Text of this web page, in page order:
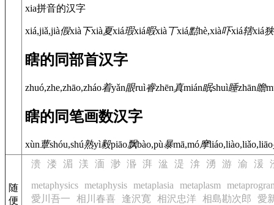
xia拼音的汉字
xiá,jiǎ,jià假xià 下xià夏xiá瑕xiá暇xià 丅xiá黠hè,xià吓xiá辖xiá狭
瞎的同部首汉字
zhuó,zhe,zhāo,zháo着yǎn眼ruì睿zhēn真mián眠shuì睡zhān瞻
瞎的同笔画数汉字
xùn 蕈shóu,shú熟yì毅piāo飘bào,pù暴mā,mó摩liáo,liào,liǎo,liāo
随
便
溃 溇 湄 渼 湎 渺 湣 湃 湓 湜 渰 湧 游 渝 湲
metaphysics metaphysis metaplasia metaplasm
愛川吾一
相川春喜 逢沢寛 相沢忠洋 相島勘次郎 愛